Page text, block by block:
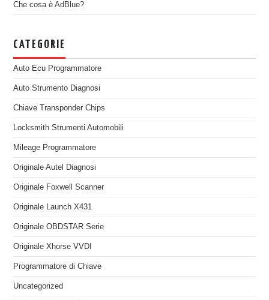
Che cosa è AdBlue?
CATEGORIE
Auto Ecu Programmatore
Auto Strumento Diagnosi
Chiave Transponder Chips
Locksmith Strumenti Automobili
Mileage Programmatore
Originale Autel Diagnosi
Originale Foxwell Scanner
Originale Launch X431
Originale OBDSTAR Serie
Originale Xhorse VVDI
Programmatore di Chiave
Uncategorized